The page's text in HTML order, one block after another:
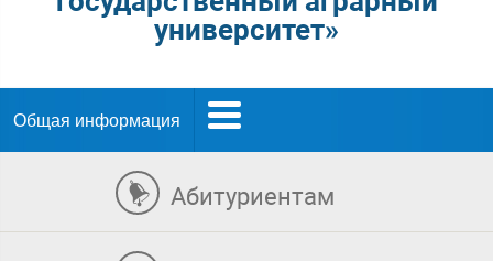
университет»
Общая информация
Абитуриентам